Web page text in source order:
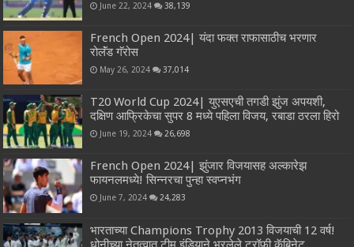
June 22, 2024 38,139
French Open 2024| यंदा फक्त राफासाठीच भरणार
रोलॅंड गॅरोस
May 26, 2024 37,014
T20 World Cup 2024| युएसएची तगडी झुंज अपयशी,
दक्षिण आफ्रिकेचा सुपर 8 मध्ये पहिला विजय, रबाडा ठरला हिरो
June 19, 2024 26,698
French Open 2024| झुंजार विजयासह अल्कारेझ
फायनलमध्ये! सिन्नरचा पुन्हा स्वप्नभंग
June 7, 2024 24,283
भारताच्या Champions Trophy 2013 विजयाची 12 वर्ष!